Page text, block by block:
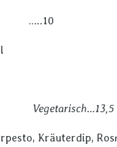
…..10
& weißen
Vegetarisch…13,5
Kräuterdip,